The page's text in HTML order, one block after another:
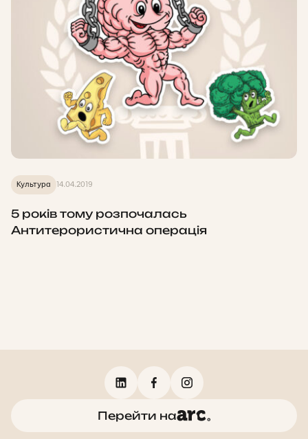
Культура 14.04.2019
5 років тому розпочалась
Антитерористична операція
Перейти на